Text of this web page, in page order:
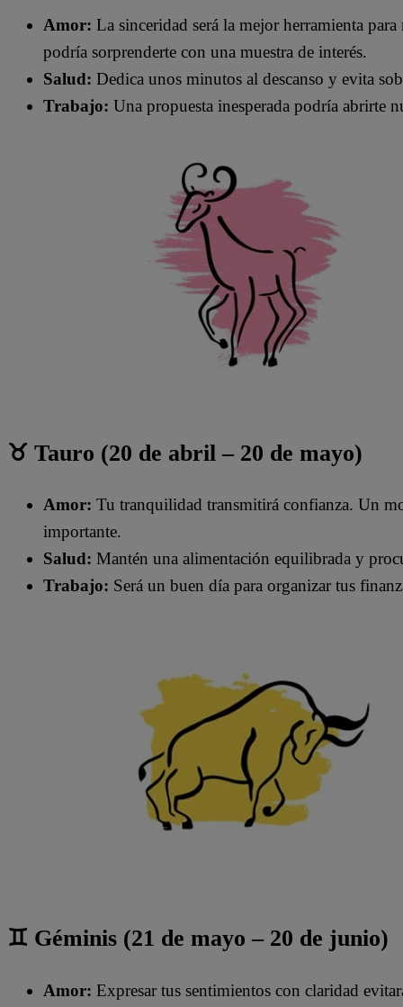
Amor: La sinceridad será la mejor herramienta
podría sorprenderte con una muestra de interés.
Salud: Dedica unos minutos al descanso y evita
Trabajo: Una propuesta inesperada podría abrirte
♉ Tauro (20 de abril – 20 de mayo)
Amor: Tu tranquilidad transmitirá confianza. Un
importante.
Salud: Mantén una alimentación equilibrada y
Trabajo: Será un buen día para organizar tus
♊ Géminis (21 de mayo – 20 de junio)
Amor: Expresar tus sentimientos con claridad